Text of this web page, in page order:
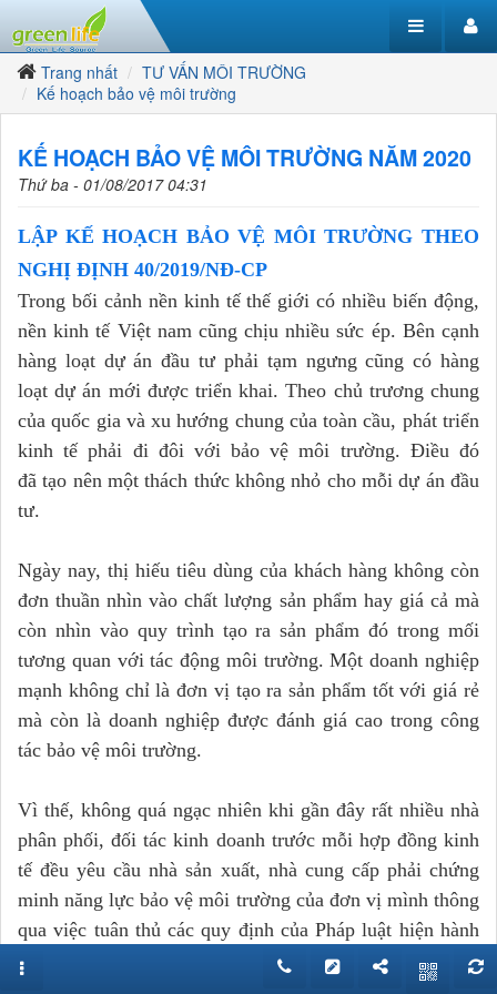
Trang nhất
TƯ VẤN MÔI TRƯỜNG
Kế hoạch bảo vệ môi trường
KẾ HOẠCH BẢO VỆ MÔI TRƯỜNG NĂM 2020
Thứ ba - 01/08/2017 04:31
LẬP KẾ HOẠCH BẢO VỆ MÔI TRƯỜNG THEO
NGHỊ ĐỊNH 40/2019/NĐ-CP
Trong bối cảnh nền kinh tế thế giới có nhiều biến động,
nền kinh tế Việt nam cũng chịu nhiều sức ép. Bên cạnh
hàng loạt dự án đầu tư phải tạm ngưng cũng có hàng
loạt dự án mới được triển khai. Theo chủ trương chung
của quốc gia và xu hướng chung của toàn cầu, phát triển
kinh tế phải đi đôi với bảo vệ môi trường. Điều đó
đã tạo nên một thách thức không nhỏ cho mỗi dự án đầu
tư.
Ngày nay, thị hiếu tiêu dùng của khách hàng không còn
đơn thuần nhìn vào chất lượng sản phẩm hay giá cả mà
còn nhìn vào quy trình tạo ra sản phẩm đó trong mối
tương quan với tác động môi trường. Một doanh nghiệp
mạnh không chỉ là đơn vị tạo ra sản phẩm tốt với giá rẻ
mà còn là doanh nghiệp được đánh giá cao trong công
tác bảo vệ môi trường.
Vì thế, không quá ngạc nhiên khi gần đây rất nhiều nhà
phân phối, đối tác kinh doanh trước mỗi hợp đồng kinh
tế đều yêu cầu nhà sản xuất, nhà cung cấp phải chứng
minh năng lực bảo vệ môi trường của đơn vị mình thông
qua việc tuân thủ các quy định của Pháp luật hiện hành
về bảo vệ môi trường.